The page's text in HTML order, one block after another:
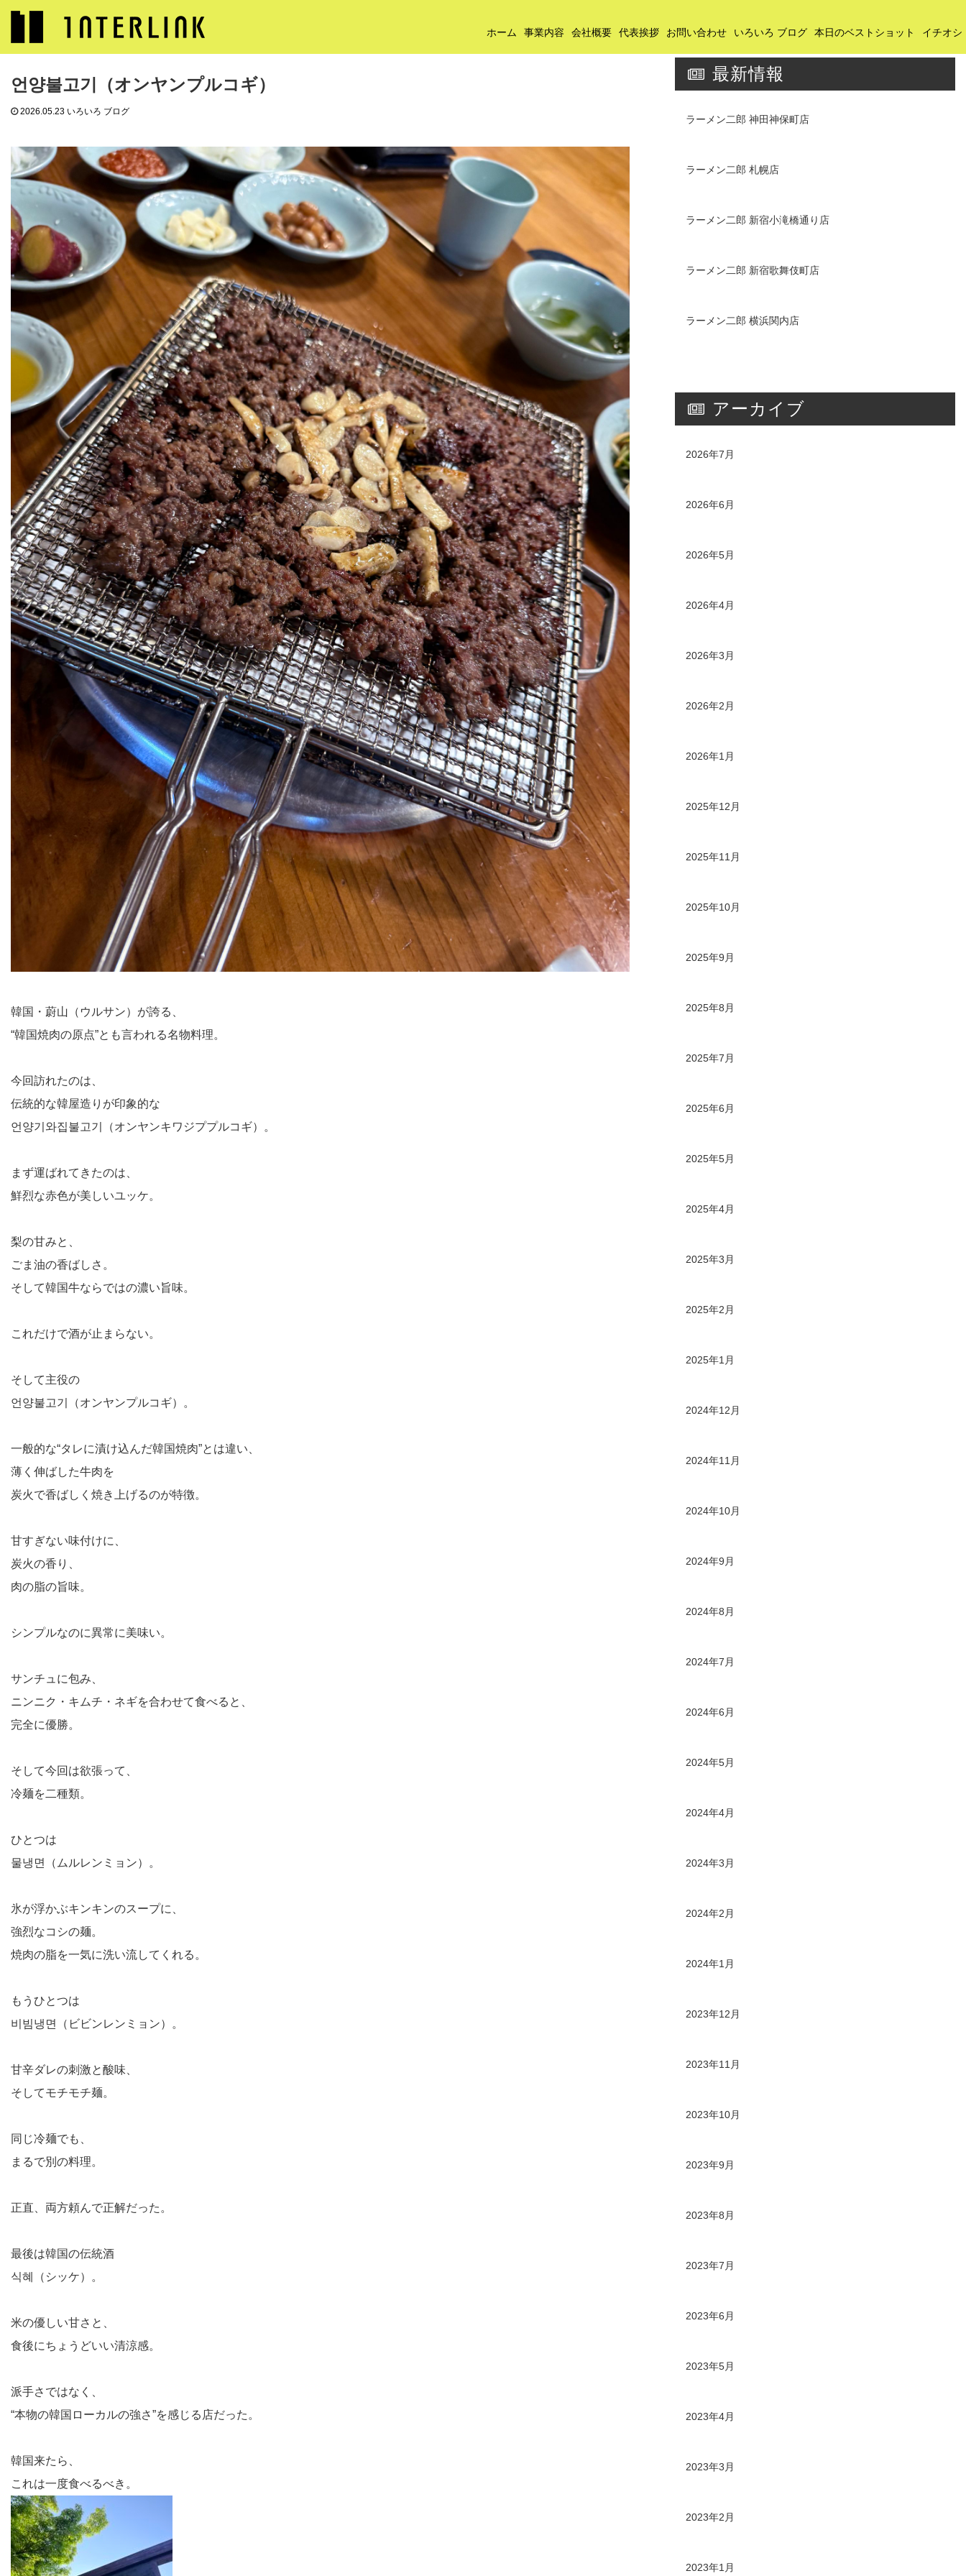
ホーム 事業内容 会社概要 代表挨拶 お問い合わせ いろいろ ブログ 本日のベストショット イチオシ
いろいろ ブログ 언양불고기（オンヤンプルコギ）
언양불고기（オンヤンプルコギ）
2026.05.23 いろいろ ブログ
韓国・蔚山（ウルサン）が誇る、
“韓国焼肉の原点”とも言われる名物料理。
今回訪れたのは、
伝統的な韓屋造りが印象的な
언양기와집불고기（オンヤンキワジププルコギ）。
まず運ばれてきたのは、
鮮烈な赤色が美しいユッケ。
梨の甘みと、
ごま油の香ばしさ。
そして韓国牛ならではの濃い旨味。
これだけで酒が止まらない。
そして主役の
언양불고기（オンヤンプルコギ）。
一般的な“タレに漬け込んだ韓国焼肉”とは違い、
薄く伸ばした牛肉を
炭火で香ばしく焼き上げるのが特徴。
甘すぎない味付けに、
炭火の香り、
肉の脂の旨味。
シンプルなのに異常に美味い。
サンチュに包み、
ニンニク・キムチ・ネギを合わせて食べると、
完全に優勝。
そして今回は欲張って、
冷麺を二種類。
ひとつは
물냉면（ムルレンミョン）。
氷が浮かぶキンキンのスープに、
強烈なコシの麺。
焼肉の脂を一気に洗い流してくれる。
もうひとつは
비빔냉면（ビビンレンミョン）。
甘辛ダレの刺激と酸味、
そしてモチモチ麺。
同じ冷麺でも、
まるで別の料理。
正直、両方頼んで正解だった。
最後は韓国の伝統酒
식혜（シッケ）。
米の優しい甘さと、
食後にちょうどいい清涼感。
派手さではなく、
“本物の韓国ローカルの強さ”を感じる店だった。
韓国来たら、
これは一度食べるべき。
最新情報
ラーメン二郎 神田神保町店
ラーメン二郎 札幌店
ラーメン二郎 新宿小滝橋通り店
ラーメン二郎 新宿歌舞伎町店
ラーメン二郎 横浜関内店
アーカイブ
2026年7月
2026年6月
2026年5月
2026年4月
2026年3月
2026年2月
2026年1月
2025年12月
2025年11月
2025年10月
2025年9月
2025年8月
2025年7月
2025年6月
2025年5月
2025年4月
2025年3月
2025年2月
2025年1月
2024年12月
2024年11月
2024年10月
2024年9月
2024年8月
2024年7月
2024年6月
2024年5月
2024年4月
2024年3月
2024年2月
2024年1月
2023年12月
2023年11月
2023年10月
2023年9月
2023年8月
2023年7月
2023年6月
2023年5月
2023年4月
2023年3月
2023年2月
2023年1月